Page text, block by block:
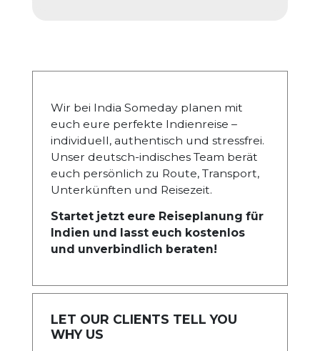
Wir bei India Someday planen mit
euch eure perfekte Indienreise –
individuell, authentisch und stressfrei.
Unser deutsch-indisches Team berät
euch persönlich zu Route, Transport,
Unterkünften und Reisezeit.
Startet jetzt eure Reiseplanung für
Indien und lasst euch kostenlos
und unverbindlich beraten!
LET OUR CLIENTS TELL YOU
WHY US